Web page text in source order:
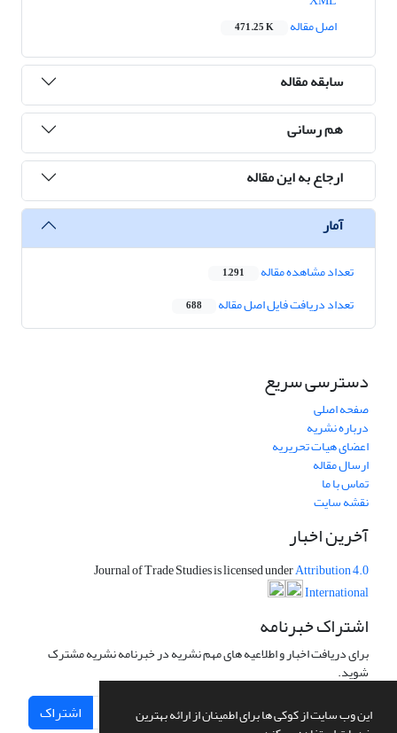
این وب سایت از کوکی ها برای اطمینان از ارائه بهترین
اصل مقاله
471.25 K
سابقه مقاله
هم رسانی
ارجاع به این مقاله
آمار
تعداد مشاهده مقاله 1,291
تعداد دریافت فایل اصل مقاله 688
دسترسی سریع
صفحه اصلی
درباره نشریه
اعضای هیات تحریریه
ارسال مقاله
تماس با ما
نقشه سایت
آخرین اخبار
Journal of Trade Studies is licensed underAttribution 4.0
International
اشتراک خبرنامه
برای دریافت اخبار و اطلاعیه های مهم نشریه در خبرنامه نشریه مشترک
شوید.
اشتراک